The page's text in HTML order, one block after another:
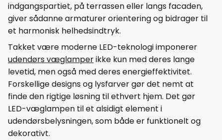
indgangspartiet, på terrassen eller langs facaden,
giver sådanne armaturer orientering og bidrager til
et harmonisk helhedsindtryk.
Takket være moderne LED-teknologi imponerer
udendørs væglamperikke kun med deres lange
levetid, men også med deres energieffektivitet.
Forskellige designs og lysfarver gør det nemt at
finde den rigtige løsning til ethvert hjem. Det gør
LED-væglampen til et alsidigt element i
udendørsbelysningen, som både er funktionelt og
dekorativt.